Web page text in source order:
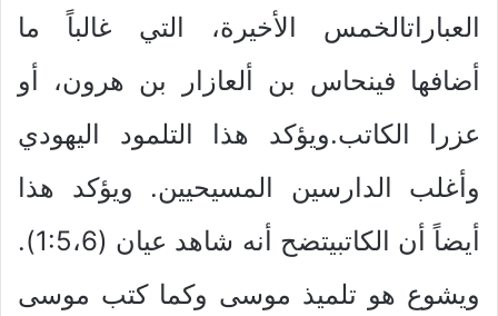
العباراتالخمس الأخيرة، التي غالباً ما
أضافها فينحاس بن ألعازار بن هرون، أو
عزرا الكاتب.ويؤكد هذا التلمود اليهودي
وأغلب الدارسين المسيحيين. ويؤكد هذا
أيضاً أن الكاتبيتضح أنه شاهد عيان (1:5،6).
ويشوع هو تلميذ موسى وكما كتب موسى